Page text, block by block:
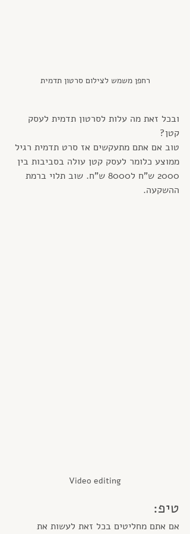
רחפן משמש לצילום סרטון תדמית
ובכל זאת מה עלות לסרטון תדמית לעסק
קטן?
טוב אם אתם מתעקשים אז סרט תדמית רגיל
ממוצע כלומר לעסק קטן עולה בסביבות בין
2000 ש"ח ל8000 ש"ח. שוב תלוי ברמת
ההשקעה.
Video editing
טיפ:
אם אתם מחליטים בכל זאת לעשות את